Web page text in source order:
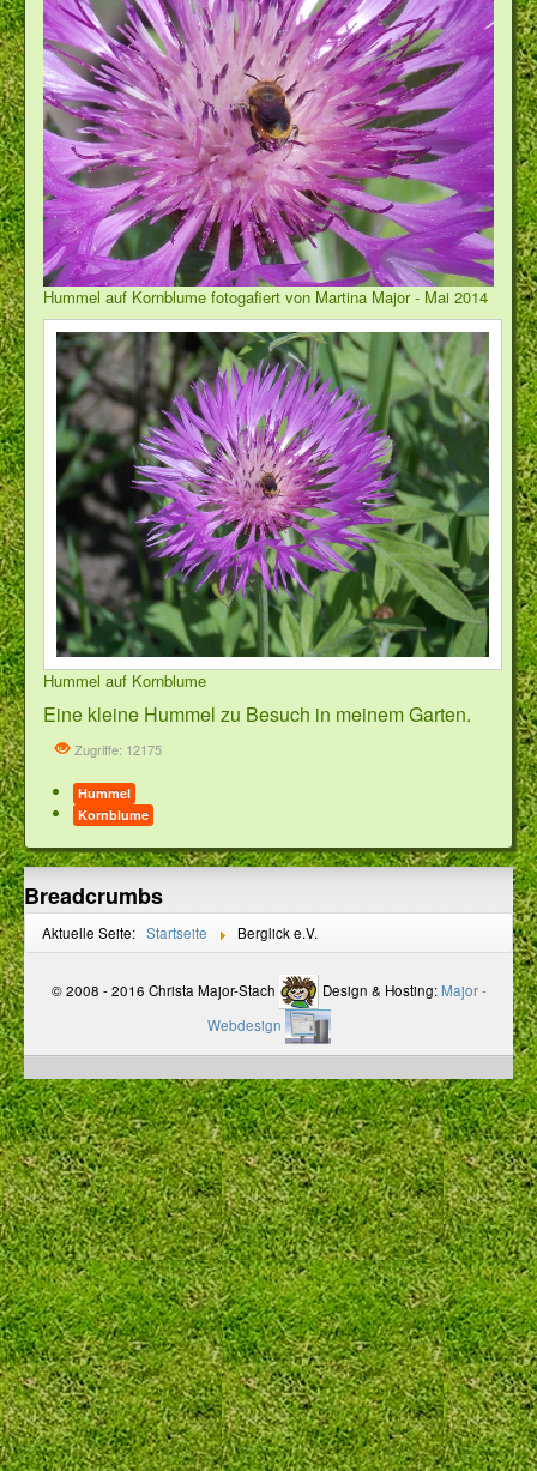
Hummel auf Kornblume fotogafiert von Martina Major - Mai 2014
Hummel auf Kornblume
Eine kleine Hummel zu Besuch in meinem Garten.
Zugriffe: 12175
Hummel
Kornblume
Breadcrumbs
Aktuelle Seite: Startseite Berglick e.V.
© 2008 - 2016 Christa Major-Stach Design & Hosting: Major -
Webdesign